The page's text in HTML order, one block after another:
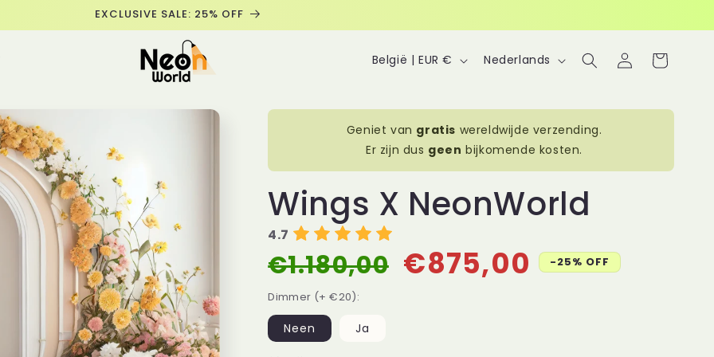
EXCLUSIVE SALE: 25% OFF
n
d
/
r
e
g
i
o
België | EUR €
T
a
l
Nederlands Inloggen
Winkelwagen
Geniet van gratis wereldwijde verzending.
Er zijn dus geen bijkomende kosten.
Wings X NeonWorld
4.7
Normale
prijs
€1.180,00 Aanbiedingsprijs
€875,00 -25% OFF
Dimmer (+ €20):
Neen Ja